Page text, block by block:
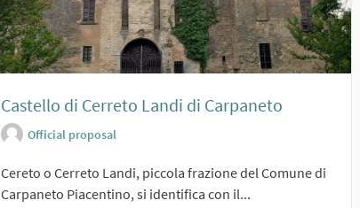
Castello di Cerreto Landi di Carpaneto
Official proposal
Cereto o Cerreto Landi, piccola frazione del Comune di
Carpaneto Piacentino, si identifica con il...